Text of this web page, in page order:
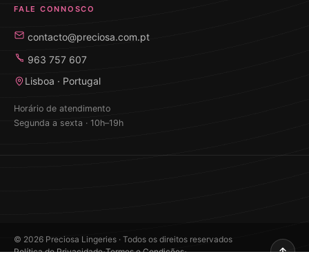
FALE CONNOSCO
contacto@preciosa.com.pt
963 757 607
Lisboa · Portugal
Horário de atendimento
Segunda a sexta · 10h–19h
© 2026 Preciosa Lingeries · Todos os direitos reservados
Política de Privacidade·Termos e Condições·